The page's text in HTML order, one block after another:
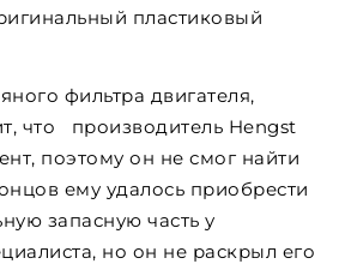
пластиковый
фильтра двигателя,
что производитель Hengst
поэтому он не смог найти
ему удалось приобрести
запасную часть у
но он не раскрыл его